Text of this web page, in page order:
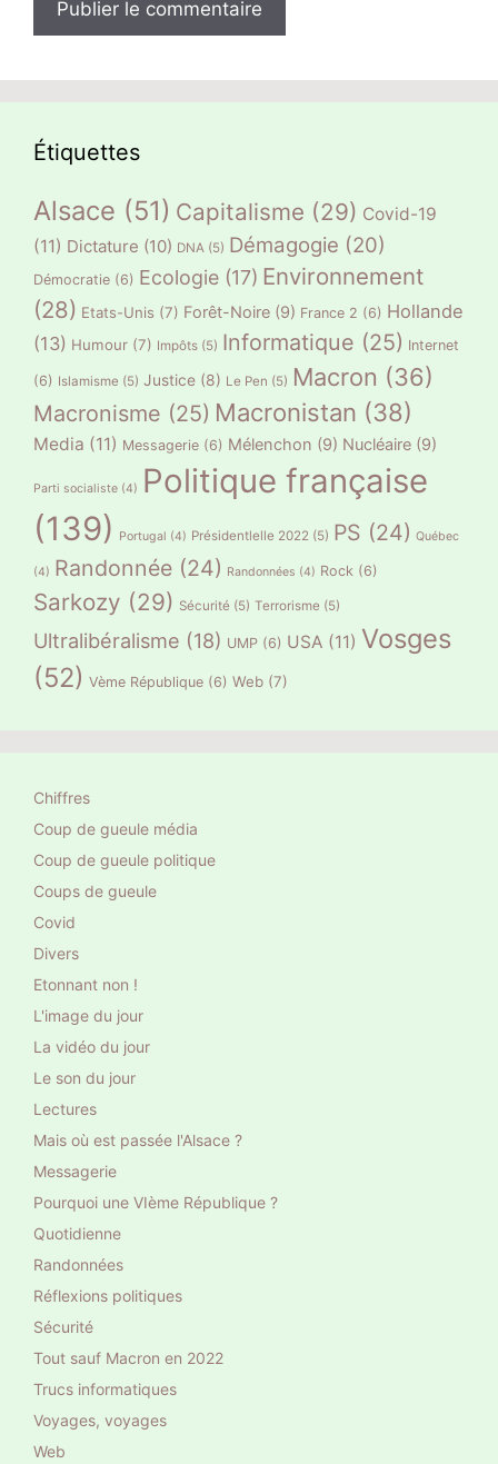
Étiquettes
Alsace (51) Capitalisme (29) Covid-19
(11) Dictature (10) DNA (5) Démagogie (20)
Démocratie (6) Ecologie (17) Environnement
(28) Etats-Unis (7) Forêt-Noire (9) France 2 (6) Hollande
(13) Humour (7) Impôts (5) Informatique (25) Internet
(6) Islamisme (5) Justice (8) Le Pen (5) Macron (36)
Macronisme (25) Macronistan (38)
Media (11) Messagerie (6) Mélenchon (9) Nucléaire (9)
Parti socialiste (4) Politique française
(139)
Portugal (4) Présidentlelle 2022 (5) PS (24) Québec
(4) Randonnée (24) Randonnées (4) Rock (6)
Sarkozy (29) Sécurité (5) Terrorisme (5)
Ultralibéralisme (18) UMP (6) USA (11) Vosges
(52) Vème République (6) Web (7)
Chiffres
Coup de gueule média
Coup de gueule politique
Coups de gueule
Covid
Divers
Etonnant non !
L'image du jour
La vidéo du jour
Le son du jour
Lectures
Mais où est passée l'Alsace ?
Messagerie
Pourquoi une VIème République ?
Quotidienne
Randonnées
Réflexions politiques
Sécurité
Tout sauf Macron en 2022
Trucs informatiques
Voyages, voyages
Web